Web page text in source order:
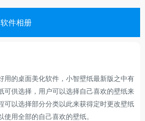
软件相册
的桌面美化软件，小智壁纸最新版之中有
可供选择，用户可以选择自己喜欢的壁纸来
可以选择部分分类以此来获得定时更改壁纸
使用全部的自己喜欢的壁纸。